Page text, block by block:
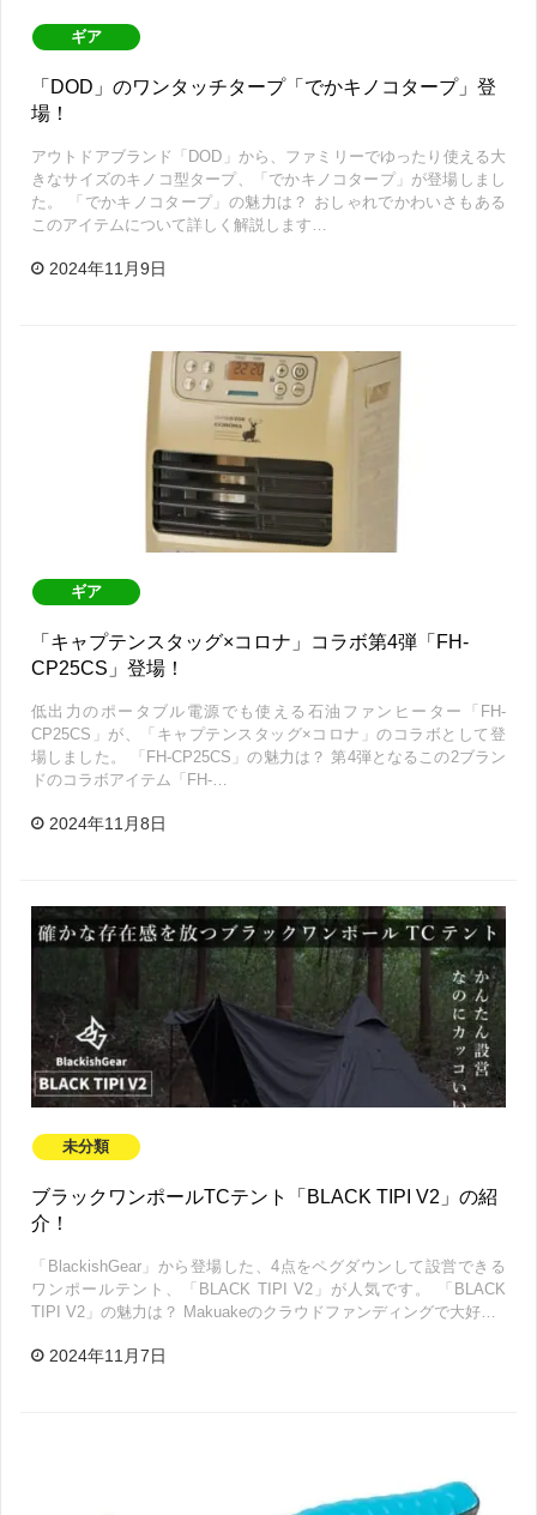
ギア
「DOD」のワンタッチタープ「でかキノコタープ」登
場！
アウトドアブランド「DOD」から、ファミリーでゆったり使える大
きなサイズのキノコ型タープ、「でかキノコタープ」が登場しまし
た。 「でかキノコタープ」の魅力は？ おしゃれでかわいさもある
このアイテムについて詳しく解説します…
2024年11月9日
ギア
「キャプテンスタッグ×コロナ」コラボ第4弾「FH-
CP25CS」登場！
低出力のポータブル電源でも使える石油ファンヒーター「FH-
CP25CS」が、「キャプテンスタッグ×コロナ」のコラボとして登
場しました。 「FH-CP25CS」の魅力は？ 第4弾となるこの2ブラン
ドのコラボアイテム「FH-…
2024年11月8日
未分類
ブラックワンポールTCテント「BLACK TIPI V2」の紹
介！
「BlackishGear」から登場した、4点をペグダウンして設営できる
ワンポールテント、「BLACK TIPI V2」が人気です。 「BLACK
TIPI V2」の魅力は？ Makuakeのクラウドファンディングで大好…
2024年11月7日